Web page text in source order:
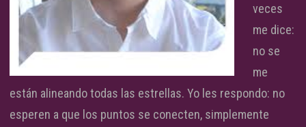
veces
me dice:
no se
me
están alineando todas las estrellas. Yo les respondo: no
esperen a que los puntos se conecten, simplemente